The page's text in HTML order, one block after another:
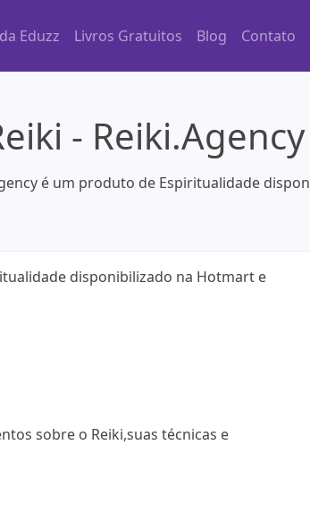
Eduzz Livros Gratuitos Blog Contato
- Reiki.Agency
é um produto de Espiritualidade
disponibilizado na Hotmart e
sobre o Reiki,suas técnicas e